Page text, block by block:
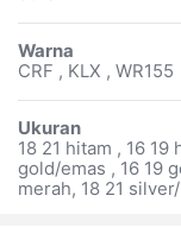
Warna
CRF , KLX , WR155
Ukuran
18 21 hitam , 16 19
gold/emas , 16 19
merah, 18 21